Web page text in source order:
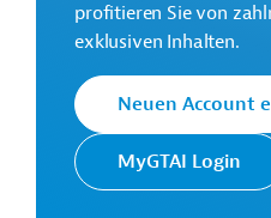
Kontaktadresse
profitieren Sie von
exklusiven Inhalten.
Neuen Account
MyGTAI Login